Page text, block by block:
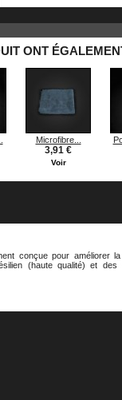
ONT
Microfibre...
3,91 €
Voir
conçue pour améliorer
(haute qualité) et